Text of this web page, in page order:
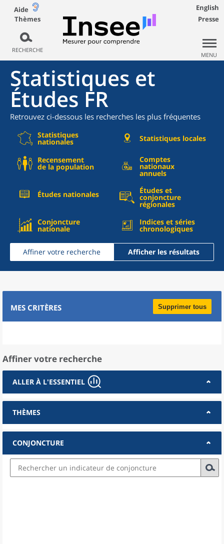
Aide
Thèmes
RECHERCHE
English
Presse
MENU
Statistiques et
Études FR
Retrouvez ci-dessous les recherches les plus fréquentes
Statistiques
nationales Statistiques locales
Recensement
de la population
Comptes
nationaux
annuels
Études nationales Études et
conjoncture
régionales
Conjoncture
nationale
Indices et séries
chronologiques
Affiner votre recherche Afficher les résultats
MES CRITÈRES Supprimer tous
Affiner votre recherche
ALLER À L'ESSENTIEL
THÈMES
CONJONCTURE